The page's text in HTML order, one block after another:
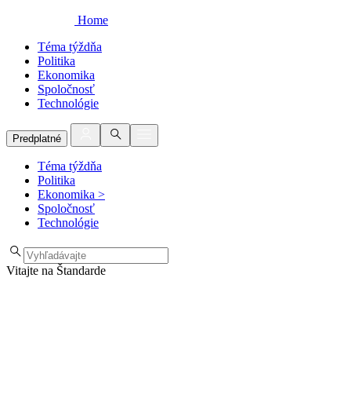
Home
Téma týždňa
Politika
Ekonomika
Spoločnosť
Technológie
Predplatné
Téma týždňa
Politika
Ekonomika >
Spoločnosť
Technológie
Vitajte na Štandarde